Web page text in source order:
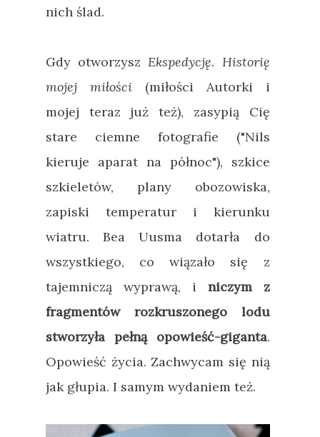
nich ślad.
Gdy otworzyszEkspedycję. Historię
mojej miłości(miłości Autorki i
mojej teraz już też), zasypią Cię
stare ciemne fotografie ("Nils
kieruje aparat na północ"), szkice
szkieletów, plany obozowiska,
zapiski temperatur i kierunku
wiatru. Bea Uusma dotarła do
wszystkiego, co wiązało się z
tajemniczą wyprawą, i niczym z
fragmentów rozkruszonego lodu
stworzyła pełną opowieść-giganta.
Opowieść życia. Zachwycam się nią
jak głupia. I samym wydaniem też.